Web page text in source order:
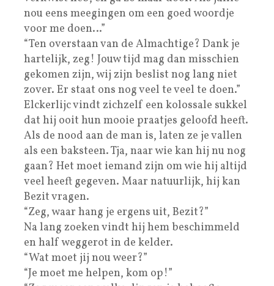
nou eens meegingen om een goed woordje
voor me doen…”
“Ten overstaan van de Almachtige? Dank je
hartelijk, zeg! Jouw tijd mag dan misschien
gekomen zijn, wij zijn beslist nog lang niet
zover. Er staat ons nog veel te veel te doen.”
Elckerlijc vindt zichzelf een kolossale sukkel
dat hij ooit hun mooie praatjes geloofd heeft.
Als de nood aan de man is, laten ze je vallen
als een baksteen. Tja, naar wie kan hij nu nog
gaan? Het moet iemand zijn om wie hij altijd
veel heeft gegeven. Maar natuurlijk, hij kan
Bezit vragen.
“Zeg, waar hang je ergens uit, Bezit?”
Na lang zoeken vindt hij hem beschimmeld
en half weggerot in de kelder.
“Wat moet jij nou weer?”
“Je moet me helpen, kom op!”